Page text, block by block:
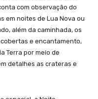
com observação do
em noites de Lua Nova ou
além da caminhada, os
e encantamento,
Terra por meio de
detalhes as crateras e